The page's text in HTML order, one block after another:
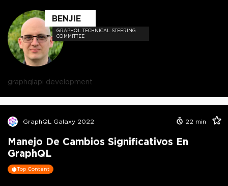
BENJIE
GRAPHQL TECHNICAL STEERING
COMMITTEE
graphqlapi development
GraphQL Galaxy 2022 22 min
Manejo De Cambios Significativos En
GraphQL
Top Content